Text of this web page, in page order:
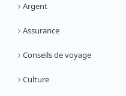
Argent
Assurance
Conseils de voyage
Culture